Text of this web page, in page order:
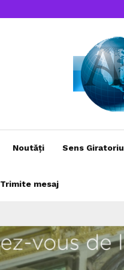
Noutăți Sens Giratoriu
Trimite mesaj